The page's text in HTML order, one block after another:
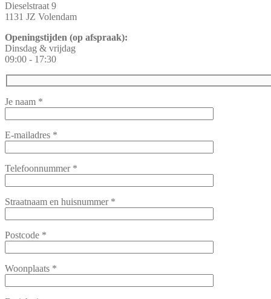
Dieselstraat 9
1131 JZ Volendam
Openingstijden (op afspraak):
Dinsdag & vrijdag
09:00 - 17:30
Je naam *
E-mailadres *
Telefoonnummer *
Straatnaam en huisnummer *
Postcode *
Woonplaats *